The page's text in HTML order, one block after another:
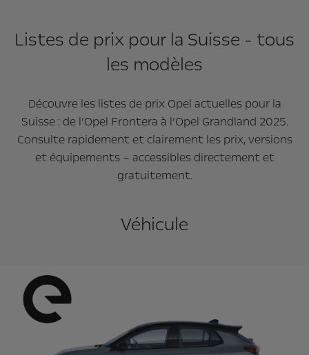
Listes de prix pour la Suisse - tous
les modèles
Découvre les listes de prix Opel actuelles pour la
Suisse : de l’Opel Frontera à l’Opel Grandland 2025.
Consulte rapidement et clairement les prix, versions
et équipements – accessibles directement et
gratuitement.
Véhicule